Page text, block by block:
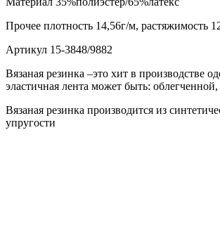
Прочее плотность 14,56г/м, растяжимость
Артикул 15-3848/9882
Вязаная резинка –это хит в производстве
эластичная лента может быть:
Вязаная резинка производится из
упругости